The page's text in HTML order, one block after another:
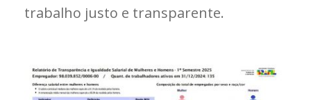
trabalho justo e transparente.